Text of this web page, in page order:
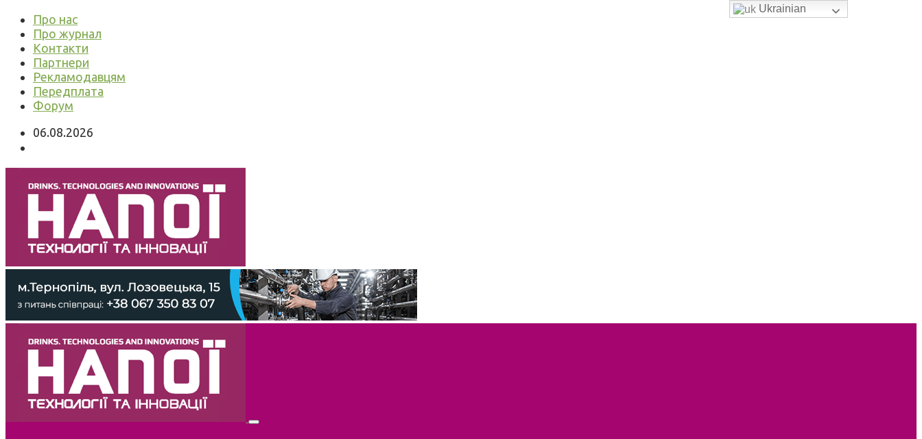
Про нас
Про журнал
Контакти
Партнери
Рекламодавцям
Передплата
Форум
06.08.2026
Ukrainian